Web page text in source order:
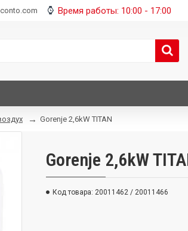
Время работы: 10:00 - 17:00
Gorenje 2,6kW TITAN
Gorenje 2,6kW
Код товара: 20011462 / 20011466